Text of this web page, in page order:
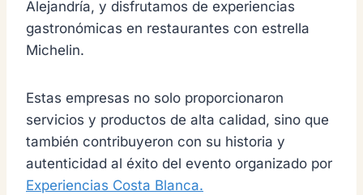
Alejandría, y disfrutamos de experiencias
gastronómicas en restaurantes con estrella
Michelin.
Estas empresas no solo proporcionaron
servicios y productos de alta calidad, sino que
también contribuyeron con su historia y
autenticidad al éxito del evento organizado por
Experiencias Costa Blanca.